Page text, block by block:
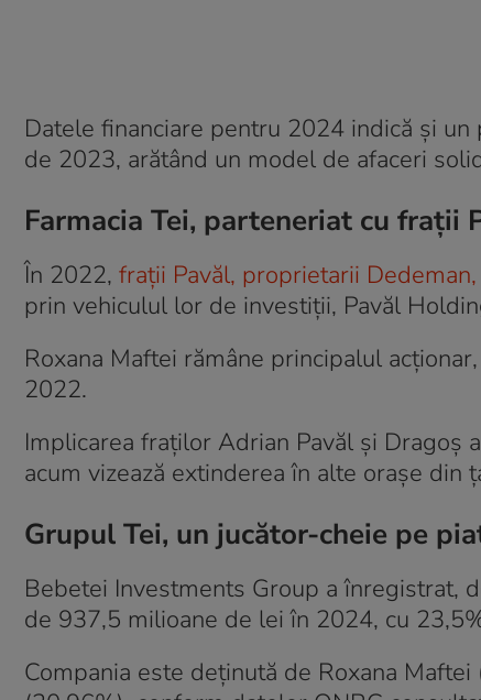
Datele financiare pentru 2024 indică și
de 2023, arătând un model de afaceri
Farmacia Tei, parteneriat cu frații
În 2022, frații Pavăl, proprietarii
prin vehiculul lor de investiții, Pavăl
Roxana Maftei rămâne principalul
2022.
Implicarea fraților Adrian Pavăl și Dragoș
acum vizează extinderea în alte orașe din
Grupul Tei, un jucător-cheie pe
Bebetei Investments Group a înregistrat,
de 937,5 milioane de lei în 2024, cu
Compania este deținută de Roxana